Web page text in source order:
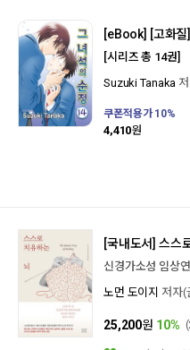
[eBook] [고화질]
[시리즈 총 14권]
Suzuki Tanaka
쿠폰적용가10%
4,410원
[국내도서] 스스
노먼 도이지 저자(
25,200원 10%